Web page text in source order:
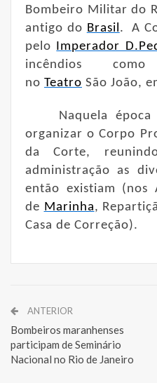
Bombeiro Militar do
antigo do Brasil. A
pelo Imperador
incêndios
no Teatro São João,
Naquela
organizar o Corpo
da Corte,
administração as
então existiam (nos
de Marinha,
Casa de Correção).
ANTERIOR
Bombeiros maranhenses
participam de Seminário
Nacional no Rio de Janeiro